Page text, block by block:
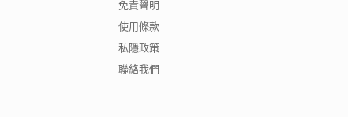
免責聲明
使用條款
私隱政策
聯絡我們